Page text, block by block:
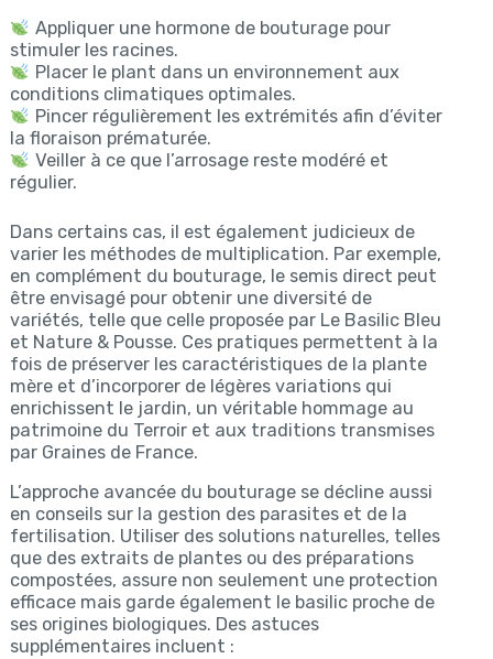
Appliquer une hormone de bouturage pour
stimuler les racines.
Placer le plant dans un environnement aux
conditions climatiques optimales.
Pincer régulièrement les extrémités afin d’éviter
la floraison prématurée.
Veiller à ce que l’arrosage reste modéré et
régulier.
Dans certains cas, il est également judicieux de
varier les méthodes de multiplication. Par exemple,
en complément du bouturage, le semis direct peut
être envisagé pour obtenir une diversité de
variétés, telle que celle proposée par Le Basilic Bleu
et Nature & Pousse. Ces pratiques permettent à la
fois de préserver les caractéristiques de la plante
mère et d’incorporer de légères variations qui
enrichissent le jardin, un véritable hommage au
patrimoine du Terroir et aux traditions transmises
par Graines de France.
L’approche avancée du bouturage se décline aussi
en conseils sur la gestion des parasites et de la
fertilisation. Utiliser des solutions naturelles, telles
que des extraits de plantes ou des préparations
compostées, assure non seulement une protection
efficace mais garde également le basilic proche de
ses origines biologiques. Des astuces
supplémentaires incluent :